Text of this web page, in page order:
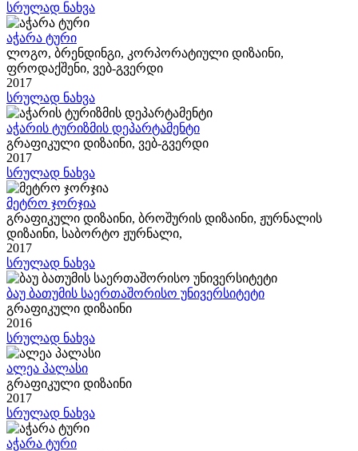
სრულად ნახვა
აჭარა ტური
ლოგო, ბრენდინგი, კორპორატიული დიზაინი,
ფროდაქშენი, ვებ-გვერდი
2017
სრულად ნახვა
აჭარის ტურიზმის დეპარტამენტი
გრაფიკული დიზაინი, ვებ-გვერდი
2017
სრულად ნახვა
მეტრო ჯორჯია
გრაფიკული დიზაინი, ბროშურის დიზაინი, ჟურნალის
დიზაინი, საბორტო ჟურნალი,
2017
სრულად ნახვა
ბაუ ბათუმის საერთაშორისო უნივერსიტეტი
გრაფიკული დიზაინი
2016
სრულად ნახვა
ალეა პალასი
გრაფიკული დიზაინი
2017
სრულად ნახვა
აჭარა ტური